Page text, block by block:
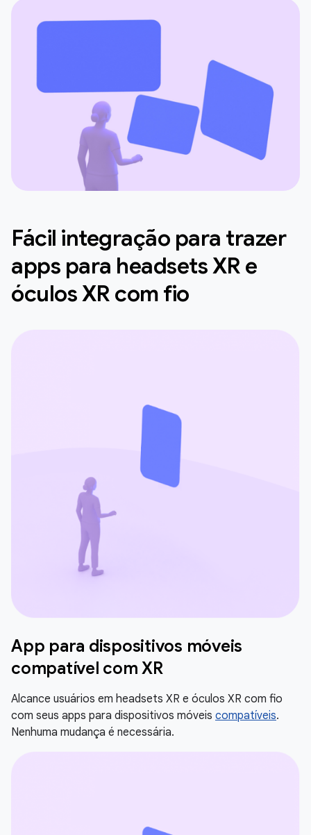
Fácil integração para trazer
apps para headsets XR e
óculos XR com fio
App para dispositivos móveis
compatível com XR
Alcance usuários em headsets XR e óculos XR com fio
com seus apps para dispositivos móveis compatíveis.
Nenhuma mudança é necessária.